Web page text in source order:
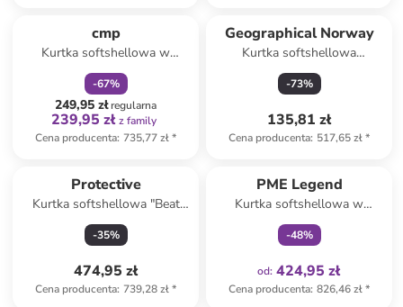
cmp
Kurtka softshellowa w
kolorze szarym
-67%
249,95 złregularna
239,95 zł z family
Cena producenta: 735,77 zł*
Geographical Norway
Kurtka softshellowa
"Tamigoglass" w kolorze
czerwonym
-73%
135,81 zł
Cena producenta: 517,65 zł*
Protective
Kurtka softshellowa "Beat
Street 4.0" w kolorze
oliwkowo-szarym
-35%
474,95 zł
Cena producenta: 739,28 zł*
PME Legend
Kurtka softshellowa w
kolorze granatowym
-48%
od: 424,95 zł
Cena producenta: 826,46 zł*